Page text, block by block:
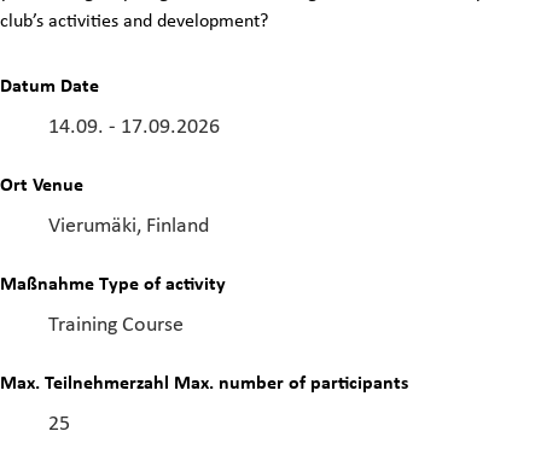
club’s activities and development?
Datum Date
14.09. - 17.09.2026
Ort Venue
Vierumäki, Finland
MaßnahmeType of activity
Training Course
Max. Teilnehmerzahl Max. number of participants
25